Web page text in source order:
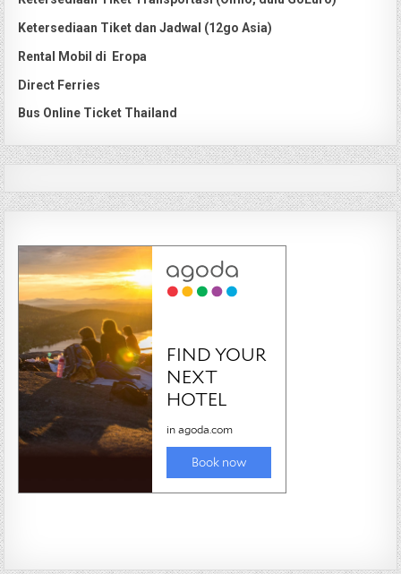
Ketersediaan Tiket dan Jadwal (12go Asia)
Rental Mobil di Eropa
Direct Ferries
Bus Online Ticket Thailand